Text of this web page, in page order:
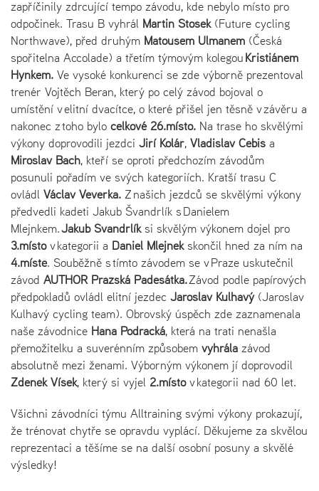
zapříčinily zdrcující tempo závodu, kde nebylo místo pro
odpočinek. Trasu B vyhrál Martin Stošek(Future cycling
Northwave), před druhým Matoušem Ulmanem (Česká
spořitelna Accolade) a třetím týmovým kolegouKristiánem
Hynkem. Ve vysoké konkurenci se zde výborně prezentoval
trenér Vojtěch Beran, který po celý závod bojoval o
umístění v elitní dvacítce, o které přišel jen těsně v závěru a
nakonec z toho bylo celkové 26.místo. Na trase ho skvělými
výkony doprovodili jezdci Jiří Kolář, Vladislav Čebiš a
Miroslav Bach, kteří se oproti předchozím závodům
posunuli pořadím ve svých kategoriích. Kratší trasu C
ovládl Václav Veverka. Z našich jezdců se skvělými výkony
předvedli kadeti Jakub Švandrlík s Danielem
Mlejnkem.Jakub Švandrlíksi skvělým výkonem dojel pro
3.místov kategorii a Daniel Mlejnekskončil hned za ním na
4.místě. Souběžně s tímto závodem se v Praze uskutečnil
závod AUTHOR Pražská Padesátka.Závod podle papírových
předpokladů ovládl elitní jezdec Jaroslav Kulhavý(Jaroslav
Kulhavý cycling team). Obrovský úspěch zde zaznamenala
naše závodnice Hana Podracká, která na trati nenašla
přemožitelku a suverénním způsobem vyhrála závod
absolutně mezi ženami. Výborným výkonem jí doprovodil
Zdeněk Víšek, který si vyjel 2.místov kategorii nad 60 let.
Všichni závodníci týmu Alltraining svými výkony prokazují,
že trénovat chytře se opravdu vyplácí. Děkujeme za skvělou
reprezentaci a těšíme se na další osobní posuny a skvělé
výsledky!